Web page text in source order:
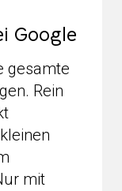
Google
gesamte
Rein
mit